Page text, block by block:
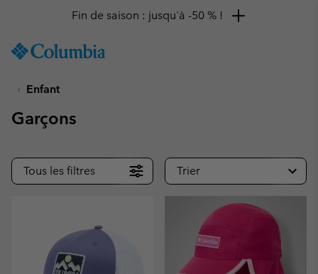
TO
SKIP
MAIN
NAV
SKIP
TO
SEARCH
Fin de saison : jusqu'à -50 % !
Enfant
Garçons
Tous les filtres Trier